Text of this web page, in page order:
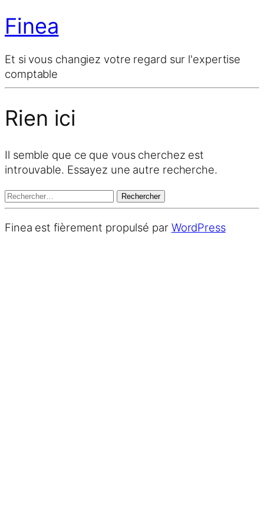
Finea
Et si vous changiez votre regard sur l'expertise
comptable
Rien ici
Il semble que ce que vous cherchez est
introuvable. Essayez une autre recherche.
Rechercher :
Finea est fièrement propulsé par WordPress